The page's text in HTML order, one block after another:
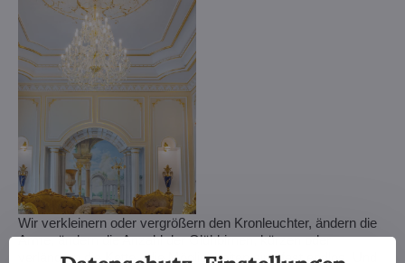
Wir verkleinern oder vergrößern den Kronleuchter, ändern die
Arme, ändern die Anzahl der Glühbirnen, kürzen oder
verlängern die Kette - die Möglichkeiten sind fast endlos. Und